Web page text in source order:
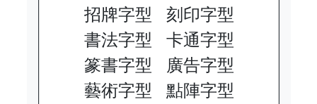
招牌字型
刻印字型
書法字型
卡通字型
篆書字型
廣告字型
藝術字型
點陣字型